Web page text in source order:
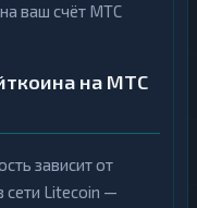
ваш счёт МТС
на МТС
зависит от
сети Litecoin —